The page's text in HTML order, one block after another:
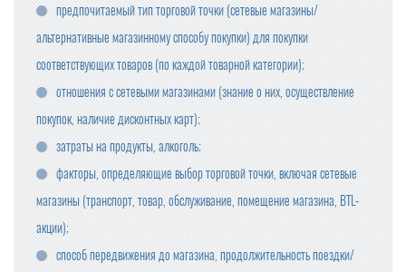
предпочитаемый тип торговой точки (сетевые магазины/
альтернативные магазинному способу покупки) для покупки
соответствующих товаров (по каждой товарной категории);
отношения с сетевыми магазинами (знание о них, осуществление
покупок, наличие дисконтных карт);
затраты на продукты, алкоголь;
факторы, определяющие выбор торговой точки, включая сетевые
магазины (транспорт, товар, обслуживание, помещение магазина, BTL-
акции);
способ передвижения до магазина, продолжительность поездки/